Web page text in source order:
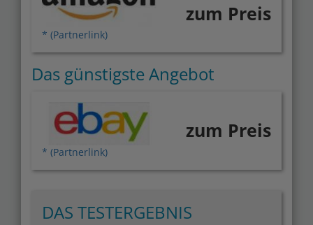
* (Partnerlink)
zum Preis
Das günstigste Angebot
* (Partnerlink)
zum Preis
DAS TESTERGEBNIS